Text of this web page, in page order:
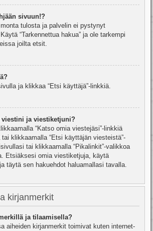
sivuun!?
tulosta ja palvelin ei pystynyt
“Tarkennettua hakua” ja ole tarkempi
joilta etsit.
ja klikkaa “Etsi käyttäjä”-linkkiä.
viestini ja viestiketjuni?
“Katso omia viestejäsi”-linkkiä
klikkaamalla “Etsi käyttäjän viesteistä”-
tai klikkaamalla “Pikalinkit”-valikkoa
Etsiäksesi omia viestiketjuja, käytä
täytä sen hakuehdot haluamallasi tavalla.
kirjanmerkit
ja tilaamisella?
aiheiden kirjanmerkit toimivat kuten internet-